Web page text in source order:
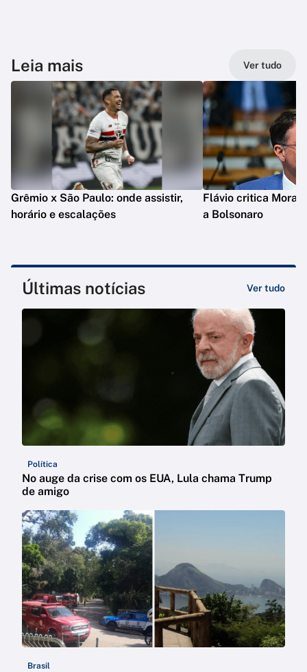
Leia mais Ver tudo
Grêmio x São Paulo: onde assistir,
horário e escalações
Flávio critica
a Bolsonaro
Últimas notícias Ver tudo
Política
No auge da crise com os EUA, Lula chama Trump
de amigo
Brasil